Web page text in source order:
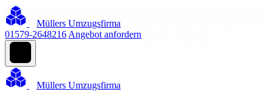
Müllers Umzugsfirma
01579-2648216 Angebot anfordern
Müllers Umzugsfirma